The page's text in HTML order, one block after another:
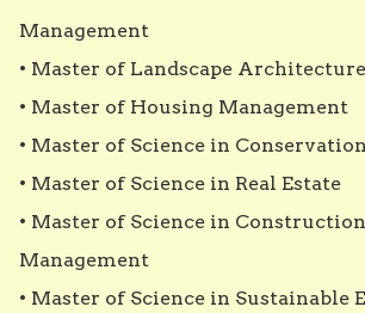
Management
• Master of Landscape Architecture
• Master of Housing Management
• Master of Science in Conservation
• Master of Science in Real Estate
• Master of Science in
Management
• Master of Science in Sustainable